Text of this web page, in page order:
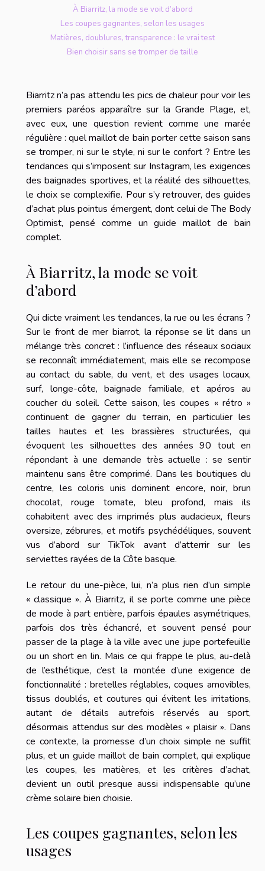
À Biarritz, la mode se voit d’abord
Les coupes gagnantes, selon les usages
Matières, doublures, transparence : le vrai test
Bien choisir sans se tromper de taille
Biarritz n’a pas attendu les pics de chaleur pour voir les
premiers paréos apparaître sur la Grande Plage, et,
avec eux, une question revient comme une marée
régulière : quel maillot de bain porter cette saison sans
se tromper, ni sur le style, ni sur le confort ? Entre les
tendances qui s’imposent sur Instagram, les exigences
des baignades sportives, et la réalité des silhouettes,
le choix se complexifie. Pour s’y retrouver, des guides
d’achat plus pointus émergent, dont celui de The Body
Optimist, pensé comme un guide maillot de bain
complet.
À Biarritz, la mode se voit
d’abord
Qui dicte vraiment les tendances, la rue ou les écrans ?
Sur le front de mer biarrot, la réponse se lit dans un
mélange très concret : l’influence des réseaux sociaux
se reconnaît immédiatement, mais elle se recompose
au contact du sable, du vent, et des usages locaux,
surf, longe-côte, baignade familiale, et apéros au
coucher du soleil. Cette saison, les coupes « rétro »
continuent de gagner du terrain, en particulier les
tailles hautes et les brassières structurées, qui
évoquent les silhouettes des années 90 tout en
répondant à une demande très actuelle : se sentir
maintenu sans être comprimé. Dans les boutiques du
centre, les coloris unis dominent encore, noir, brun
chocolat, rouge tomate, bleu profond, mais ils
cohabitent avec des imprimés plus audacieux, fleurs
oversize, zébrures, et motifs psychédéliques, souvent
vus d’abord sur TikTok avant d’atterrir sur les
serviettes rayées de la Côte basque.
Le retour du une-pièce, lui, n’a plus rien d’un simple
« classique ». À Biarritz, il se porte comme une pièce
de mode à part entière, parfois épaules asymétriques,
parfois dos très échancré, et souvent pensé pour
passer de la plage à la ville avec une jupe portefeuille
ou un short en lin. Mais ce qui frappe le plus, au-delà
de l’esthétique, c’est la montée d’une exigence de
fonctionnalité : bretelles réglables, coques amovibles,
tissus doublés, et coutures qui évitent les irritations,
autant de détails autrefois réservés au sport,
désormais attendus sur des modèles « plaisir ». Dans
ce contexte, la promesse d’un choix simple ne suffit
plus, et un guide maillot de bain complet, qui explique
les coupes, les matières, et les critères d’achat,
devient un outil presque aussi indispensable qu’une
crème solaire bien choisie.
Les coupes gagnantes, selon les
usages